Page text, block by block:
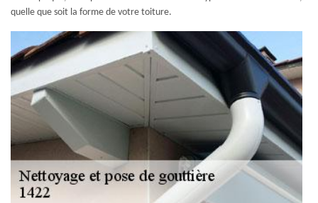
quelle que soit la forme de votre toiture.